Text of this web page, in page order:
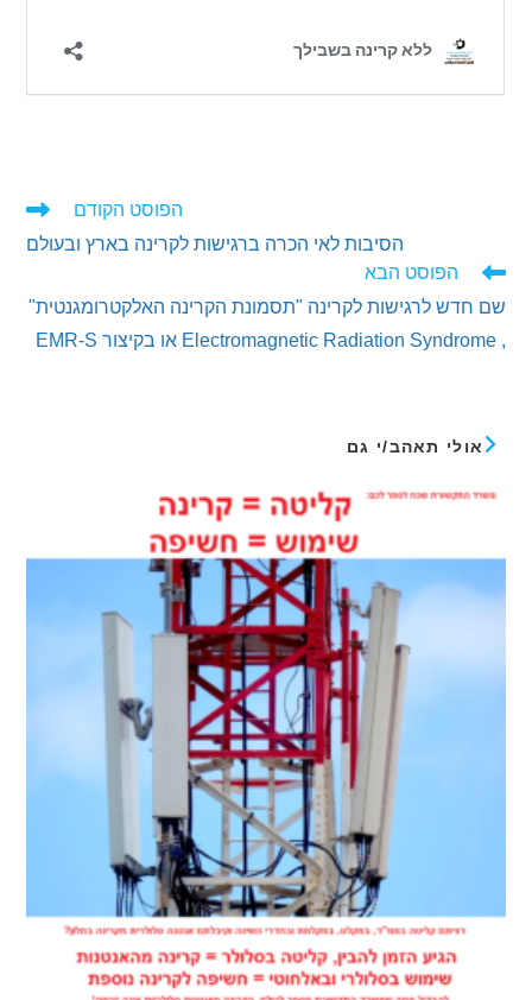
הפוסט הקודם
הסיבות לאי הכרה ברגישות לקרינה בארץ ובעולם
הפוסט הבא
לרגישות לקרינה "תסמונת הקרינה האלקטרומגנטית"
תאהב/י גם